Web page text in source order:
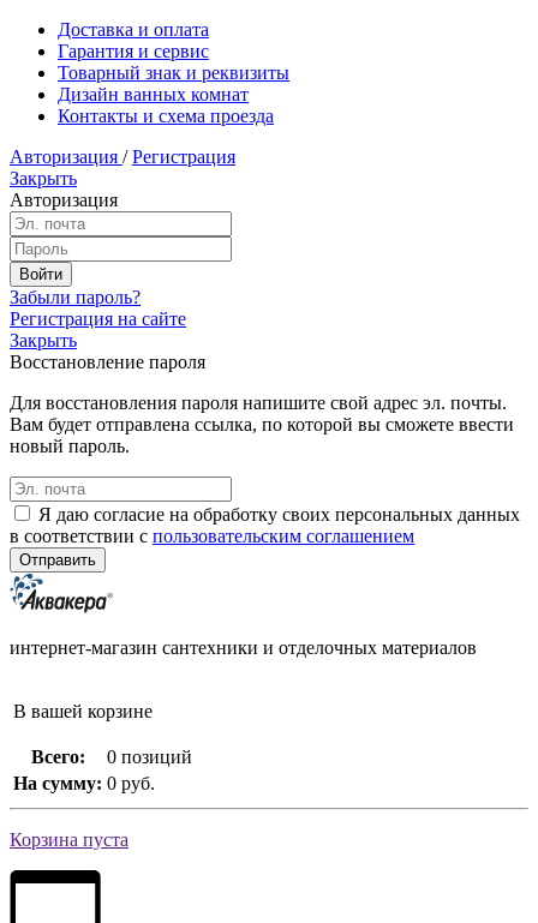
Доставка и оплата
Гарантия и сервис
Товарный знак и реквизиты
Дизайн ванных комнат
Контакты и схема проезда
Авторизация / Регистрация
Закрыть
Авторизация
Забыли пароль?
Регистрация на сайте
Закрыть
Восстановление пароля
Для восстановления пароля напишите свой адрес эл. почты.
Вам будет отправлена ссылка, по которой вы сможете ввести
новый пароль.
Я даю согласие на обработку своих персональных данных
в соответствии с пользовательским соглашением
интернет-магазин сантехники и отделочных материалов
В вашей корзине
Всего:
0 позиций
На сумму: 0 руб.
Корзина пуста